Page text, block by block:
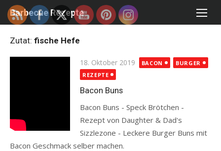
Skip
Barbecue Rezepte
Zutat: fische Hefe
Posted
on
18. Oktober 2019 BACON
BURGER
REZEPTE
Bacon Buns
Bacon Buns - Speck Brötchen -
Rezept von Daughter & Dad's
Sizzlezone - Leckere Burger Buns mit
Bacon Geschmack selber machen.